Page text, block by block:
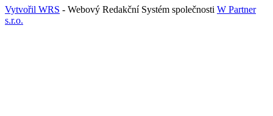
Vytvořil WRS - Webový Redakční Systém společnosti W Partner
s.r.o.